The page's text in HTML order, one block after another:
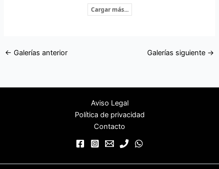
Cargar más...
← Galerías anterior Galerías siguiente →
Aviso Legal
Política de privacidad
Contacto